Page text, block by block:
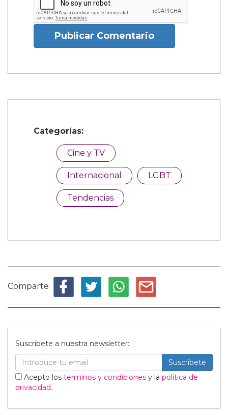
Publicar Comentario
Categorías:
Cine y TV
Internacional LGBT
Tendencias
Comparte
Suscribete a nuestra newsletter:
Suscribete
Acepto los terminos y condiciones y la política de
privacidad.